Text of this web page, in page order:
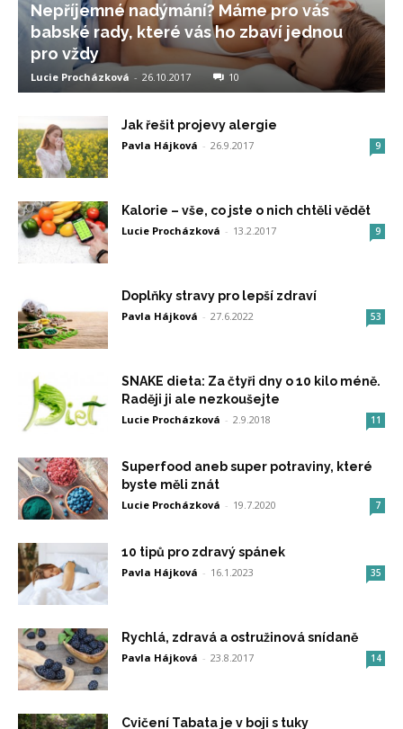
Nepříjemné nadýmání? Máme pro vás
babské rady, které vás ho zbaví jednou
pro vždy
Lucie Procházková - 26.10.2017 10
Jak řešit projevy alergie
Pavla Hájková - 26.9.2017 9
Kalorie – vše, co jste o nich chtěli vědět
Lucie Procházková - 13.2.2017 9
Doplňky stravy pro lepší zdraví
Pavla Hájková - 27.6.2022 53
SNAKE dieta: Za čtyři dny o 10 kilo méně.
Raději ji ale nezkoušejte
Lucie Procházková - 2.9.2018 11
Superfood aneb super potraviny, které
byste měli znát
Lucie Procházková - 19.7.2020 7
10 tipů pro zdravý spánek
Pavla Hájková - 16.1.2023 35
Rychlá, zdravá a ostružinová snídaně
Pavla Hájková - 23.8.2017 14
Cvičení Tabata je v boji s tuky